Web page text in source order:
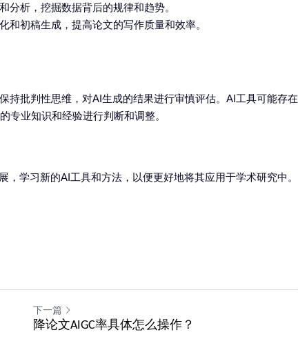
分析，挖掘数据背后的规律和趋势。
和初稿生成，提高论文的写作质量和效率。
持批判性思维，对AI生成的结果进行审慎评估。AI工具可能存在
专业知识和经验进行判断和调整。
学习新的AI工具和方法，以便更好地将其应用于学术研究中。
下一篇
降论文AIGC率具体怎么操作？